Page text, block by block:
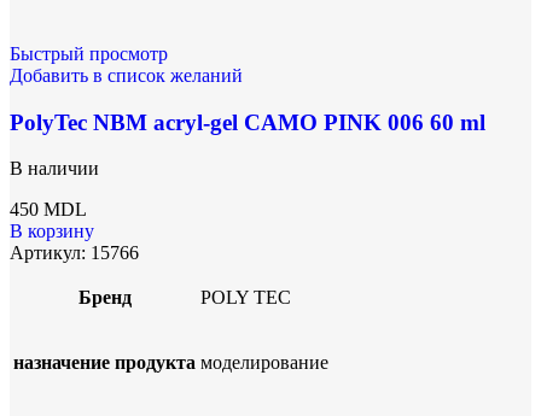
Быстрый просмотр
Добавить в список желаний
PolyTec NBM acryl-gel CAMO PINK 006 60 ml
В наличии
450 MDL
В корзину
Артикул: 15766
Бренд POLY TEC
назначение продукта моделирование